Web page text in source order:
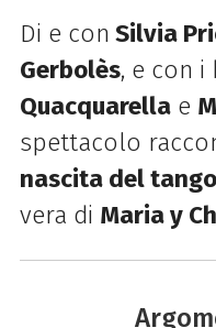
Di e con Silvia
Gerbolès, e con
Quacquarellae
spettacolo
nascita del tango
vera di Maria y